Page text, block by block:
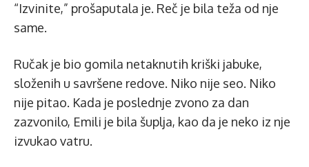
“Izvinite,” prošaputala je. Reč je bila teža od nje
same.
Ručak je bio gomila netaknutih kriški jabuke,
složenih u savršene redove. Niko nije seo. Niko
nije pitao. Kada je poslednje zvono za dan
zazvonilo, Emili je bila šuplja, kao da je neko iz nje
izvukao vatru.